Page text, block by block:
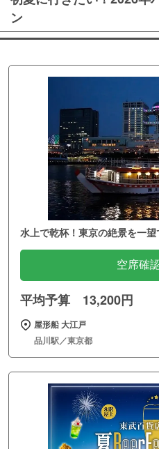
ン
水上で乾杯！東京の絶景を一
空席確
平均予算 13,200円
屋形船 大江戸
品川駅／東京都